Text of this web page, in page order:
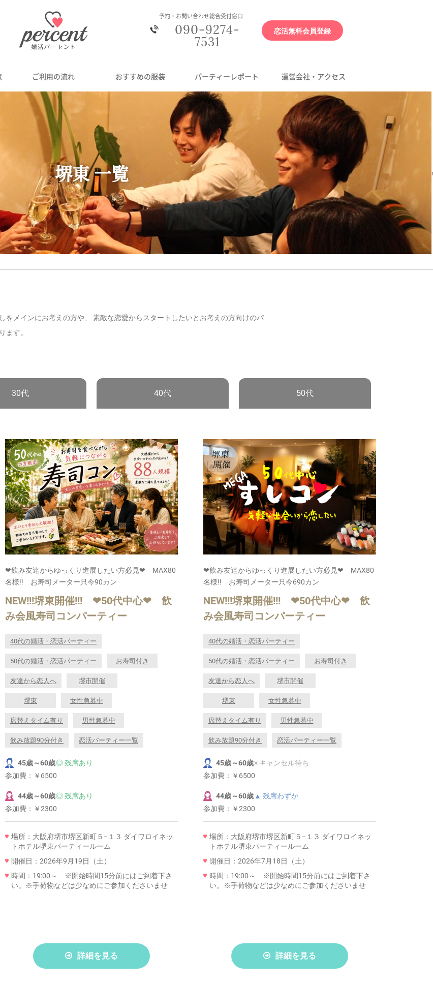
予約・お問い合わせ総合受付窓口
090-9274-
7531
恋活無料会員登録
ご利用の流れ おすすめの服装 パーティーレポート 運営会社・アクセス
堺東 一覧
をメインにお考えの方や、 素敵な恋愛からスタートしたいとお考えの方向けのパ
ます。
30代 40代 50代
❤飲み友達からゆっくり進展したい方必見❤ MAX80
名様!! お寿司メーター只今90カン
NEW!!!堺東開催!!! ❤50代中心❤ 飲
み会風寿司コンパーティー
40代の婚活・恋活パーティー
50代の婚活・恋活パーティー お寿司付き
友達から恋人へ 堺市開催
堺東 女性急募中
席替えタイム有り 男性急募中
飲み放題90分付き 恋活パーティー一覧
45歳～60歳◎ 残席あり
参加費： ￥6500
44歳～60歳◎ 残席あり
参加費： ￥2300
場所：大阪府堺市堺区新町５−１３ ダイワロイネッ
トホテル堺東パーティールーム
開催日：2026年9月19日（土）
時間：19:00～ ※開始時間15分前にはご到着下さ
い。※手荷物などは少なめにご参加くださいませ
詳細を見る
❤飲み友達からゆっくり進展したい方必見❤ MAX80
名様!! お寿司メーター只今690カン
NEW!!!堺東開催!!! ❤50代中心❤ 飲
み会風寿司コンパーティー
40代の婚活・恋活パーティー
50代の婚活・恋活パーティー お寿司付き
友達から恋人へ 堺市開催
堺東 女性急募中
席替えタイム有り 男性急募中
飲み放題90分付き 恋活パーティー一覧
45歳～60歳× キャンセル待ち
参加費： ￥6500
44歳～60歳 ▲ 残席わずか
参加費： ￥2300
場所：大阪府堺市堺区新町５−１３ ダイワロイネッ
トホテル堺東パーティールーム
開催日：2026年7月18日（土）
時間：19:00～ ※開始時間15分前にはご到着下さ
い。※手荷物などは少なめにご参加くださいませ
詳細を見る